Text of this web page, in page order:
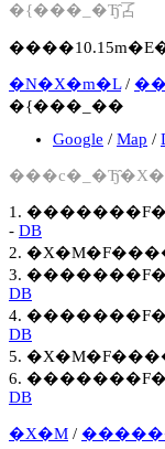
�{���_�Ђ̑叾
�N�X�m�L/
�{���_��
Google / Map /
1.
- DB
2.
3.
DB
4.
DB
5.
6.
DB
�X�M /